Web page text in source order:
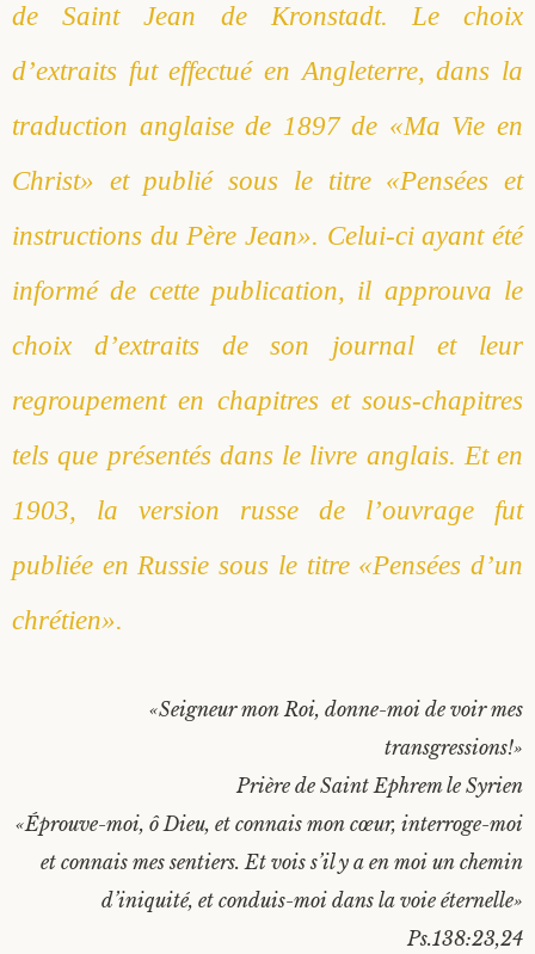
de Saint Jean de Kronstadt. Le choix
d’extraits fut effectué en Angleterre, dans la
traduction anglaise de 1897 de «Ma Vie en
Christ» et publié sous le titre «Pensées et
instructions du Père Jean». Celui-ci ayant été
informé de cette publication, il approuva le
choix d’extraits de son journal et leur
regroupement en chapitres et sous-chapitres
tels que présentés dans le livre anglais. Et en
1903, la version russe de l’ouvrage fut
publiée en Russie sous le titre «Pensées d’un
chrétien».
«Seigneur mon Roi, donne-moi de voir mes
transgressions!»
Prière de Saint Ephrem le Syrien
«Éprouve-moi, ô Dieu, et connais mon cœur, interroge-moi
et connais mes sentiers. Et vois s’il y a en moi un chemin
d’iniquité, et conduis-moi dans la voie éternelle»
Ps.138:23,24